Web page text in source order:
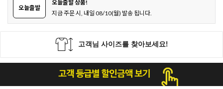
오늘출발
오늘출발 상품!
지금 주문 시, 내일 08/10(월) 발송 됩니다.